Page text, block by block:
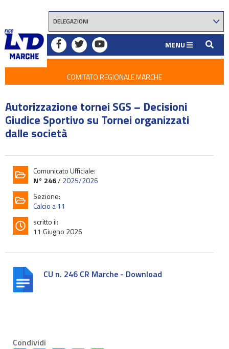
MENU
COMITATO REGIONALE MARCHE
Autorizzazione tornei SGS – Decisioni
Giudice Sportivo su Tornei organizzati
dalle società
Comunicato Ufficiale:
N° 246/2025/2026
Sezione:
Calcio a 11
scritto il:
11 Giugno 2026
CU n. 246 CR Marche - Download
Condividi